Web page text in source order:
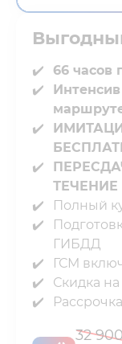
66 часов
Полный
ГИБДД
ГСМ
Скидка
32 900